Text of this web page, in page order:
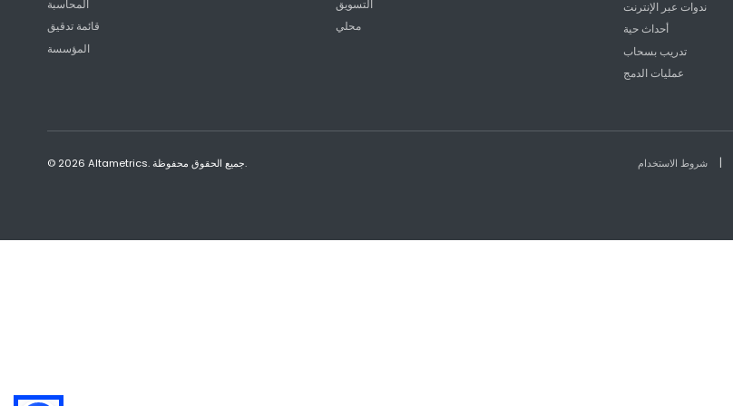
المحاسبة
قائمة تدقيق
المؤسسة
التسويق
محلي
ندوات عبر الإنترنت
أحداث حية
تدريب بسحاب
عمليات الدمج
© 2026 Altametrics. جميع الحقوق محفوظة. شروط الاستخدام |